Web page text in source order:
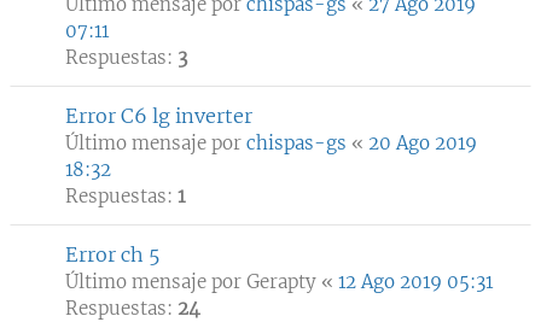
07:11
Respuestas: 3
Error C6 lg inverter
Último mensaje por chispas-gs « 20 Ago 2019
18:32
Respuestas: 1
Error ch 5
Último mensaje por Gerapty « 12 Ago 2019 05:31
Respuestas: 24